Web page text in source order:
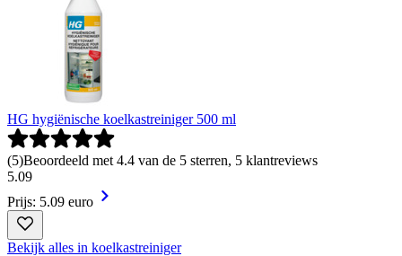
HG hygiënische koelkastreiniger 500 ml
(5)Beoordeeld met 4.4 van de 5 sterren, 5 klantreviews
5.09
Prijs: 5.09 euro
Bekijk alles in koelkastreiniger